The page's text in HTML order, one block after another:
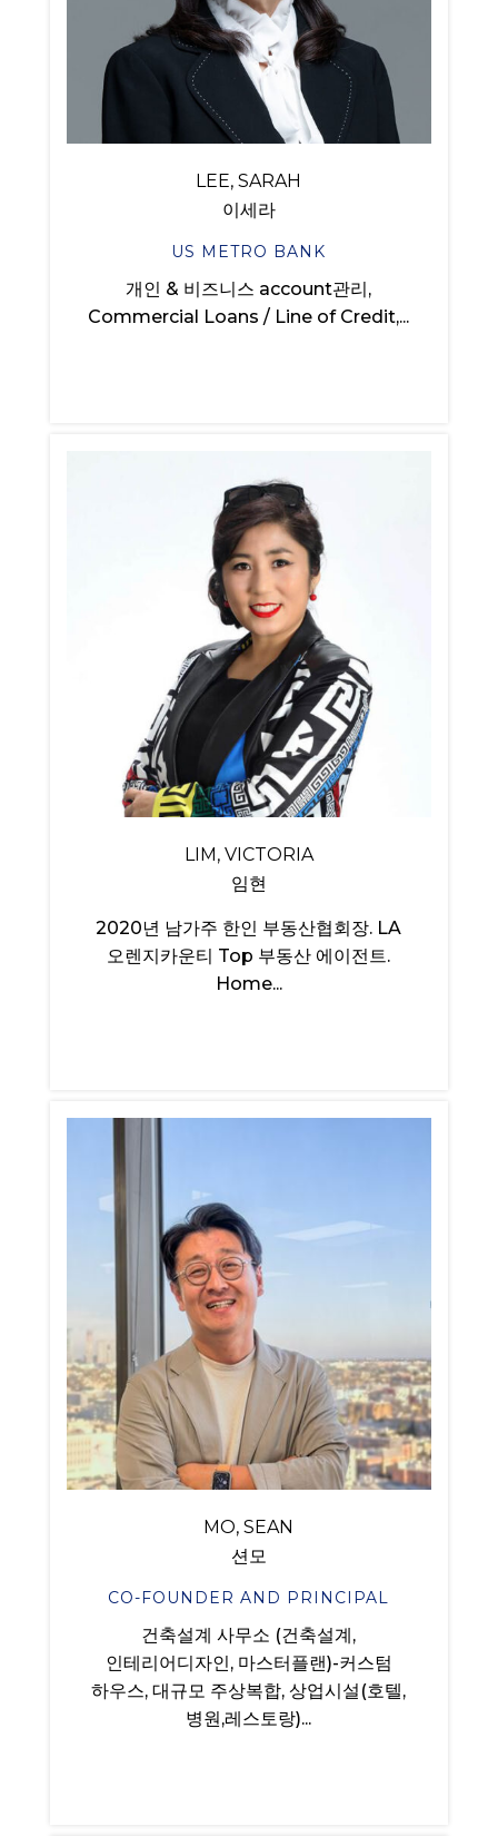
LEE, SARAH
이세라
US METRO BANK
개인 & 비즈니스 account관리,
Commercial Loans / Line of Credit,...
LIM, VICTORIA
임현
2020년 남가주 한인 부동산협회장. LA
오렌지카운티 Top 부동산 에이전트.
Home...
MO, SEAN
션모
CO-FOUNDER AND PRINCIPAL
건축설계 사무소 (건축설계,
인테리어디자인, 마스터플랜)-커스텀
하우스, 대규모 주상복합, 상업시설(호텔,
병원,레스토랑)...